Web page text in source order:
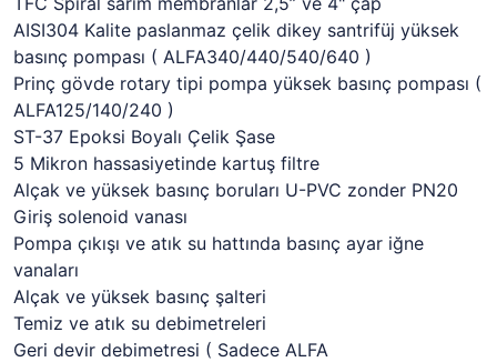
AISI304 Kalite paslanmaz çelik dikey santrifüj yüksek
basınç pompası ( ALFA340/440/540/640 )
Prinç gövde rotary tipi pompa yüksek basınç pompası (
ALFA125/140/240 )
ST-37 Epoksi Boyalı Çelik Şase
5 Mikron hassasiyetinde kartuş filtre
Alçak ve yüksek basınç boruları U-PVC zonder PN20
Giriş solenoid vanası
Pompa çıkışı ve atık su hattında basınç ayar iğne
vanaları
Alçak ve yüksek basınç şalteri
Temiz ve atık su debimetreleri
Geri devir debimetresi ( Sadece ALFA